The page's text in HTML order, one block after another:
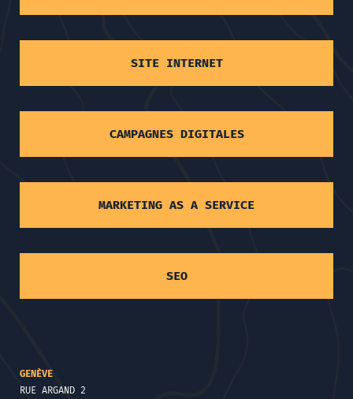
SITE INTERNET
CAMPAGNES DIGITALES
MARKETING AS A SERVICE
SEO
GENÈVE
RUE ARGAND 2